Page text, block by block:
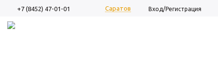
Саратов
+7 (8452) 47-01-01 Вход/Регистрация